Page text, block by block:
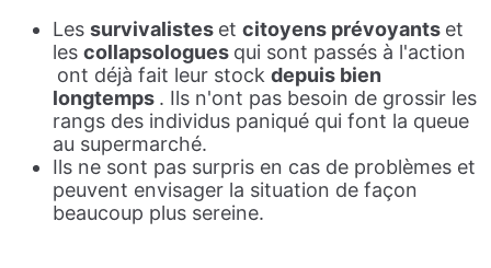
Les survivalistes et citoyens prévoyants et
les collapsologues qui sont passés à l'action
ont déjà fait leur stock depuis bien
longtemps . Ils n'ont pas besoin de grossir les
rangs des individus paniqué qui font la queue
au supermarché.
Ils ne sont pas surpris en cas de problèmes et
peuvent envisager la situation de façon
beaucoup plus sereine.